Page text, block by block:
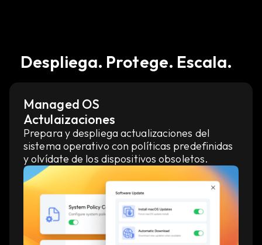
Despliega. Protege. Escala.
Managed OS
Actulaizaciones
Prepara y despliega actualizaciones del
sistema operativo con políticas predefinidas
y olvídate de los dispositivos obsoletos.